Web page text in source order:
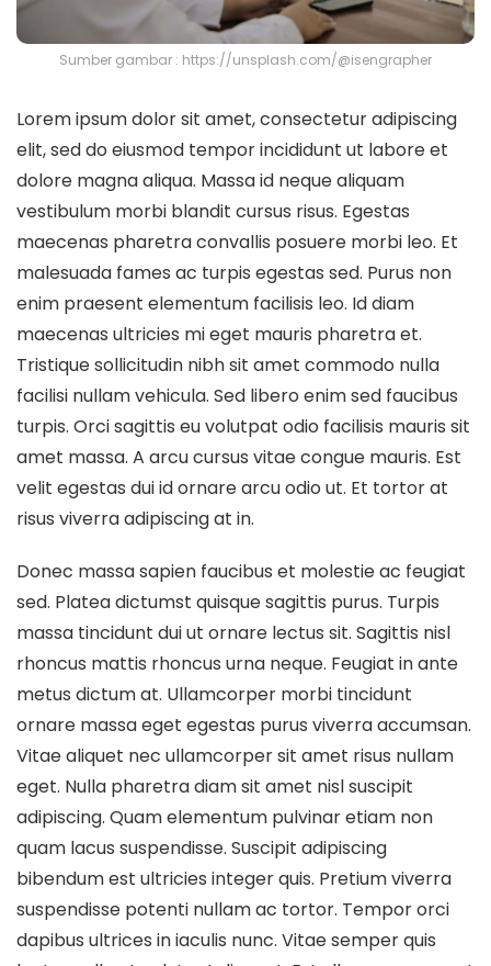
Sumber gambar : https://unsplash.com/@isengrapher
Lorem ipsum dolor sit amet, consectetur adipiscing
elit, sed do eiusmod tempor incididunt ut labore et
dolore magna aliqua. Massa id neque aliquam
vestibulum morbi blandit cursus risus. Egestas
maecenas pharetra convallis posuere morbi leo. Et
malesuada fames ac turpis egestas sed. Purus non
enim praesent elementum facilisis leo. Id diam
maecenas ultricies mi eget mauris pharetra et.
Tristique sollicitudin nibh sit amet commodo nulla
facilisi nullam vehicula. Sed libero enim sed faucibus
turpis. Orci sagittis eu volutpat odio facilisis mauris sit
amet massa. A arcu cursus vitae congue mauris. Est
velit egestas dui id ornare arcu odio ut. Et tortor at
risus viverra adipiscing at in.
Donec massa sapien faucibus et molestie ac feugiat
sed. Platea dictumst quisque sagittis purus. Turpis
massa tincidunt dui ut ornare lectus sit. Sagittis nisl
rhoncus mattis rhoncus urna neque. Feugiat in ante
metus dictum at. Ullamcorper morbi tincidunt
ornare massa eget egestas purus viverra accumsan.
Vitae aliquet nec ullamcorper sit amet risus nullam
eget. Nulla pharetra diam sit amet nisl suscipit
adipiscing. Quam elementum pulvinar etiam non
quam lacus suspendisse. Suscipit adipiscing
bibendum est ultricies integer quis. Pretium viverra
suspendisse potenti nullam ac tortor. Tempor orci
dapibus ultrices in iaculis nunc. Vitae semper quis